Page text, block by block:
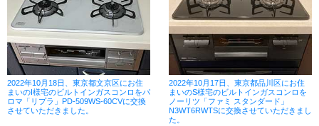
2022年10月18日、東京都文京区にお住
まいのI様宅のビルトインガスコンロをパ
ロマ「リプラ」PD-509WS-60CVに交換
させていただきました。
2022年10月17日、東京都品川区にお住
まいのS様宅のビルトインガスコンロを
ノーリツ「ファミ スタンダード」
N3WT6RWTSに交換させていただきまし
た。